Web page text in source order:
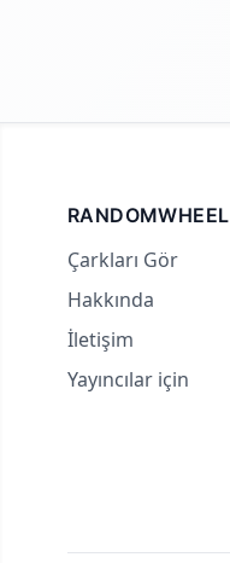
RANDOMWHEEL
Çarkları Gör
Hakkında
İletişim
Yayıncılar için